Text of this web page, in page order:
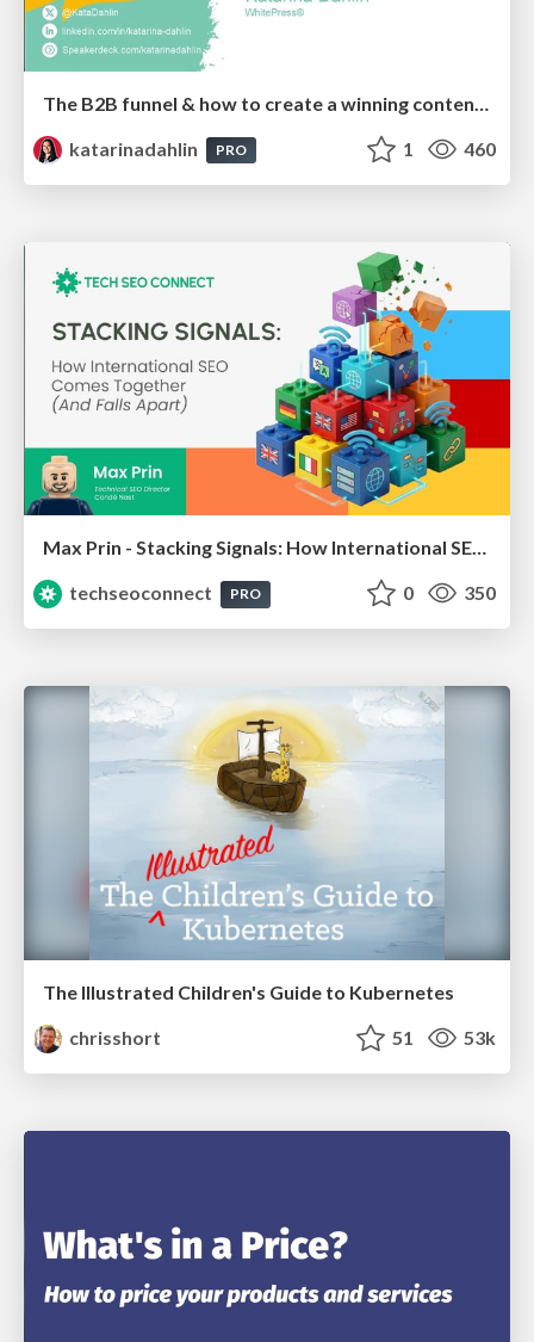
The B2B funnel & how to create a winning content strategy
katarinadahlin
PRO 1 460
Max Prin - Stacking Signals: How International SEO Comes Together (And Falls Apart)
techseoconnect
PRO 0 350
The Illustrated Children's Guide to Kubernetes
chrisshort
51 53k